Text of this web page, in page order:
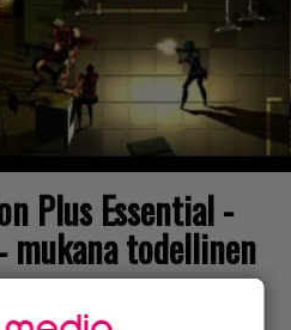
Plus Essential -
todellinen